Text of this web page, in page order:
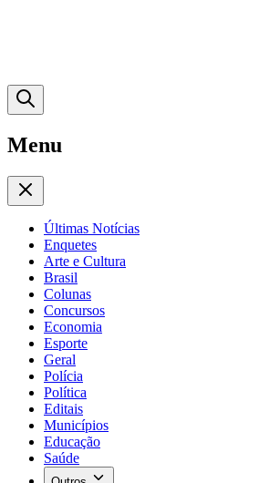
Menu
Últimas Notícias
Enquetes
Arte e Cultura
Brasil
Colunas
Concursos
Economia
Esporte
Geral
Polícia
Política
Editais
Municípios
Educação
Saúde